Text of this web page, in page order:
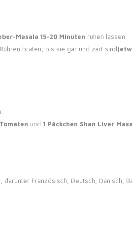
Masala 15-20 Minuten ruhen lassen.
braten, bis sie gar und zart sind
und 1 Päckchen Shan Liver
Französisch, Deutsch, Dänisch,